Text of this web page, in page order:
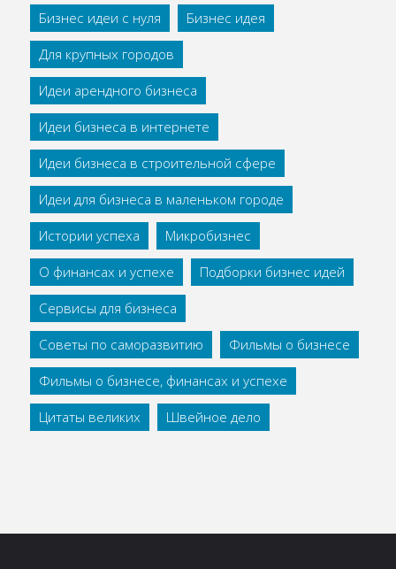
Бизнес идеи с нуля
Бизнес идея
Для крупных городов
Идеи арендного бизнеса
Идеи бизнеса в интернете
Идеи бизнеса в строительной сфере
Идеи для бизнеса в маленьком городе
Истории успеха
Микробизнес
О финансах и успехе
Подборки бизнес идей
Сервисы для бизнеса
Советы по саморазвитию
Фильмы о бизнесе
Фильмы о бизнесе, финансах и успехе
Цитаты великих
Швейное дело